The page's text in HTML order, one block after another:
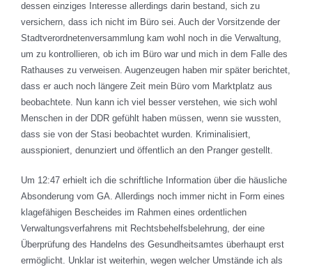
dessen einziges Interesse allerdings darin bestand, sich zu
versichern, dass ich nicht im Büro sei. Auch der Vorsitzende der
Stadtverordnetenversammlung kam wohl noch in die Verwaltung,
um zu kontrollieren, ob ich im Büro war und mich in dem Falle des
Rathauses zu verweisen. Augenzeugen haben mir später berichtet,
dass er auch noch längere Zeit mein Büro vom Marktplatz aus
beobachtete. Nun kann ich viel besser verstehen, wie sich wohl
Menschen in der DDR gefühlt haben müssen, wenn sie wussten,
dass sie von der Stasi beobachtet wurden. Kriminalisiert,
ausspioniert, denunziert und öffentlich an den Pranger gestellt.
Um 12:47 erhielt ich die schriftliche Information über die häusliche
Absonderung vom GA. Allerdings noch immer nicht in Form eines
klagefähigen Bescheides im Rahmen eines ordentlichen
Verwaltungsverfahrens mit Rechtsbehelfsbelehrung, der eine
Überprüfung des Handelns des Gesundheitsamtes überhaupt erst
ermöglicht. Unklar ist weiterhin, wegen welcher Umstände ich als